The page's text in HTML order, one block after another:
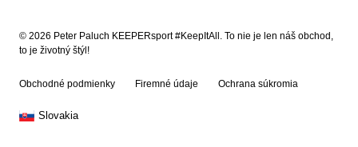
© 2026 Peter Paluch KEEPERsport #KeepItAll. To nie je len náš obchod,
to je životný štýl!
Obchodné podmienky Firemné údaje Ochrana súkromia
Slovakia